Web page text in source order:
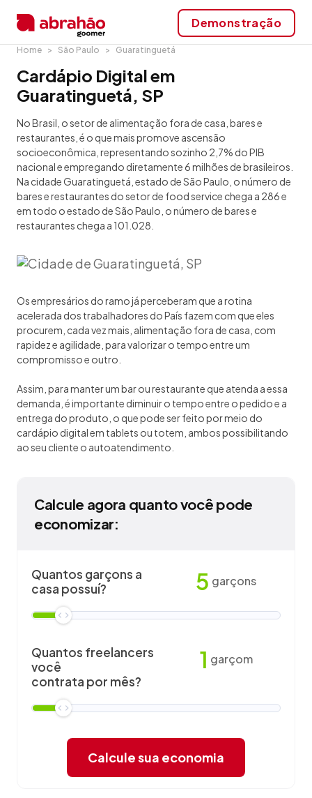
Demonstração
Home São Paulo Guaratinguetá
Cardápio Digital em
Guaratinguetá, SP
No Brasil, o setor de alimentação fora de casa, bares e
restaurantes, é o que mais promove ascensão
socioeconômica, representando sozinho 2,7% do PIB
nacional e empregando diretamente 6 milhões de brasileiros.
Na cidade Guaratinguetá, estado de São Paulo, o número de
bares e restaurantes do setor de food service chega a 286 e
em todo o estado de São Paulo, o número de bares e
restaurantes chega a 101.028.
Os empresários do ramo já perceberam que a rotina
acelerada dos trabalhadores do País fazem com que eles
procurem, cada vez mais, alimentação fora de casa, com
rapidez e agilidade, para valorizar o tempo entre um
compromisso e outro.
Assim, para manter um bar ou restaurante que atenda a essa
demanda, é importante diminuir o tempo entre o pedido e a
entrega do produto, o que pode ser feito por meio do
cardápio digital em tablets ou totem, ambos possibilitando
ao seu cliente o autoatendimento.
Calcule agora quanto você pode
economizar:
Quantos garçons a
casa possuí?
5 garçons
Quantos freelancers
você
contrata por mês?
1 garçom
Calcule sua economia